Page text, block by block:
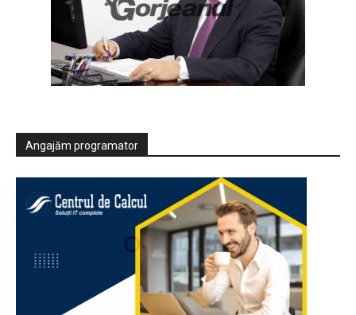
Angajăm programator